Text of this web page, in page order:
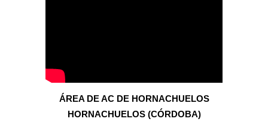
ÁREA DE AC DE HORNACHUELOS
HORNACHUELOS(CÓRDOBA)